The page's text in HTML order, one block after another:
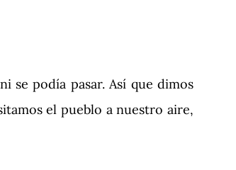
se podía pasar. Así que dimos
el pueblo a nuestro aire,